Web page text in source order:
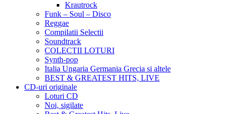
Krautrock
Funk – Soul – Disco
Reggae
Compilatii Selectii
Soundtrack
COLECTII LOTURI
Synth-pop
Italia Ungaria Germania Grecia si altele
BEST & GREATEST HITS, LIVE
CD-uri originale
Loturi CD
Noi, sigilate